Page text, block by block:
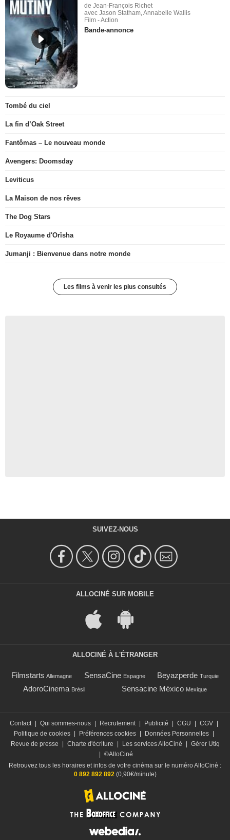
de Jean-François Richet
avec Jason Statham, Annabelle Wallis
Film - Action
Bande-annonce
Tombé du ciel
La fin d’Oak Street
Fantômas – Le nouveau monde
Avengers: Doomsday
Leviticus
La Maison de nos rêves
The Dog Stars
Le Royaume d'Orïsha
Jumanji : Bienvenue dans notre monde
Les films à venir les plus consultés
SUIVEZ-NOUS
ALLOCINÉ SUR MOBILE
ALLOCINÉ À L'ÉTRANGER
Filmstarts Allemagne SensaCine Espagne Beyazperde Turquie
AdoroCinema Brésil Sensacine México Mexique
Contact | Qui sommes-nous | Recrutement | Publicité | CGU | CGV |
Politique de cookies | Préférences cookies | Données Personnelles |
Revue de presse
| Charte d'écriture | Les services AlloCiné | Gérer Utiq
| ©AlloCiné
Retrouvez tous les horaires et infos de votre cinéma sur le numéro AlloCiné :
0 892 892 892(0,90€/minute)